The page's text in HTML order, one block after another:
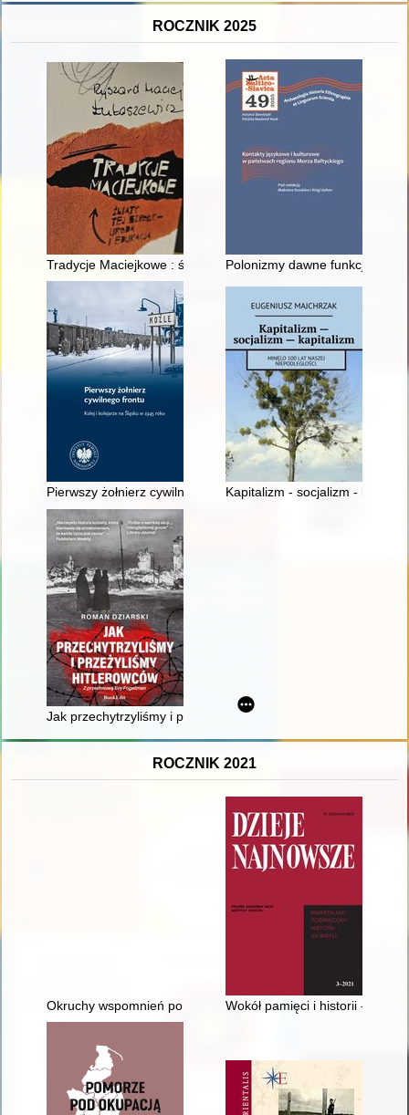
ROCZNIK 2025
Tradycje Maciejkowe : świat tej szkoły - uroda i edukacja
Polonizmy dawne
Pierwszy żołnierz cywilnego frontu : kolej i kolejarze na Śląsku
Kapitalizm - socjalizm -
Jak przechytrzyliśmy i przeżyliśmy hitlerowców
ROCZNIK 2021
Okruchy wspomnień po czasie Wokół pamięci i historii -